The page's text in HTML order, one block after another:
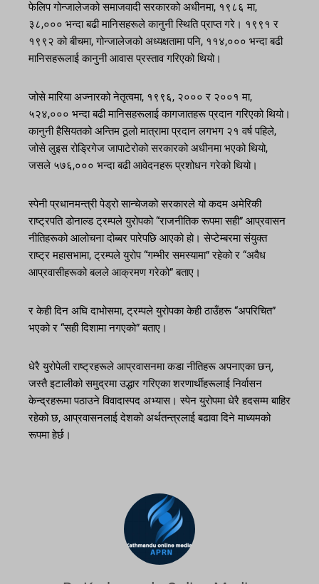
फेलिप गोन्जालेजको समाजवादी सरकारको अधीनमा, १९८६ मा,
३८,००० भन्दा बढी मानिसहरूले कानुनी स्थिति प्राप्त गरे। १९९१ र
१९९२ को बीचमा, गोन्जालेजको अध्यक्षतामा पनि, ११४,००० भन्दा बढी
मानिसहरूलाई कानुनी आवास प्रस्ताव गरिएको थियो।
जोसे मारिया अज्नारको नेतृत्वमा, १९९६, २००० र २००१ मा,
५२४,००० भन्दा बढी मानिसहरूलाई कागजातहरू प्रदान गरिएको थियो।
कानुनी हैसियतको अन्तिम ठूलो मात्रामा प्रदान लगभग २१ वर्ष पहिले,
जोसे लुइस रोड्रिगेज जापाटेरोको सरकारको अधीनमा भएको थियो,
जसले ५७६,००० भन्दा बढी आवेदनहरू प्रशोधन गरेको थियो।
स्पेनी प्रधानमन्त्री पेड्रो सान्चेजको सरकारले यो कदम अमेरिकी
राष्ट्रपति डोनाल्ड ट्रम्पले युरोपको “राजनीतिक रूपमा सही” आप्रवासन
नीतिहरूको आलोचना दोब्बर पारेपछि आएको हो। सेप्टेम्बरमा संयुक्त
राष्ट्र महासभामा, ट्रम्पले युरोप “गम्भीर समस्यामा” रहेको र “अवैध
आप्रवासीहरूको बलले आक्रमण गरेको” बताए।
र केही दिन अघि दाभोसमा, ट्रम्पले युरोपका केही ठाउँहरू “अपरिचित”
भएको र “सही दिशामा नगएको” बताए।
धेरै युरोपेली राष्ट्रहरूले आप्रवासनमा कडा नीतिहरू अपनाएका छन्,
जस्तै इटालीको समुद्रमा उद्धार गरिएका शरणार्थीहरूलाई निर्वासन
केन्द्रहरूमा पठाउने विवादास्पद अभ्यास। स्पेन युरोपमा धेरै हदसम्म बाहिर
रहेको छ, आप्रवासनलाई देशको अर्थतन्त्रलाई बढावा दिने माध्यमको
रूपमा हेर्छ।